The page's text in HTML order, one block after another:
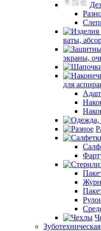
ваты,
экраны,
для